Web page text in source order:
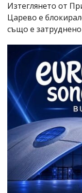
Изтеглянето от
Царево е
също е